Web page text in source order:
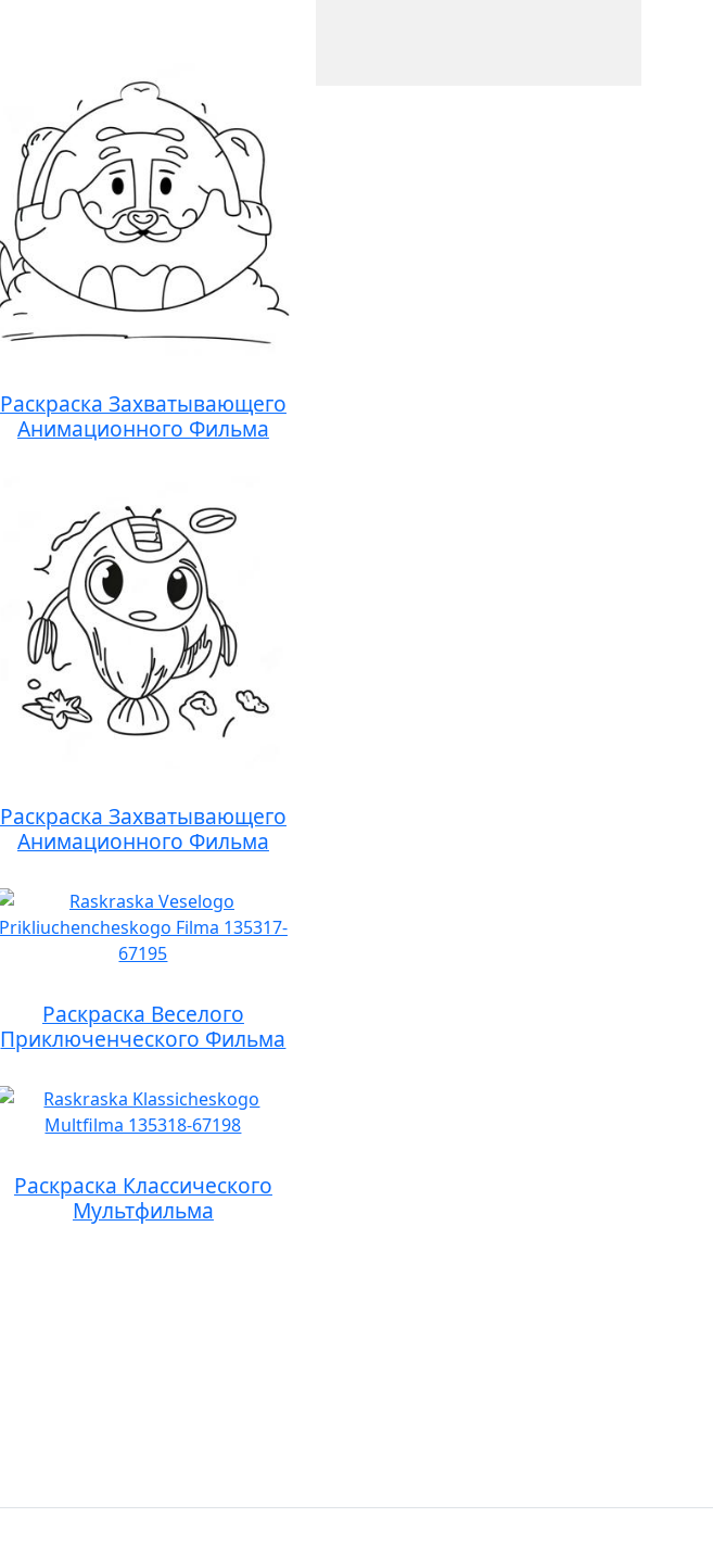
Раскраска Захватывающего
Анимационного Фильма
Раскраска Захватывающего
Анимационного Фильма
Раскраска Веселого
Приключенческого Фильма
Раскраска Классического
Мультфильма